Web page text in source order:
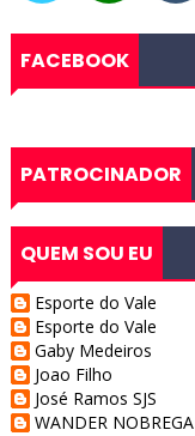
FACEBOOK
PATROCINADOR
QUEM SOU EU
Esporte do Vale
Esporte do Vale
Gaby Medeiros
Joao Filho
José Ramos SJS
WANDER NOBREGA